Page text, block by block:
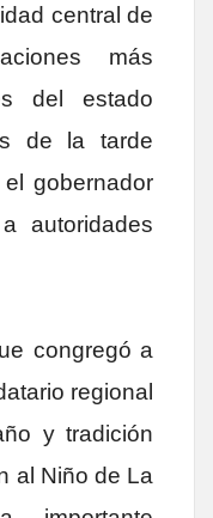
central de
más
del estado
de la tarde
gobernador
autoridades
congregó a
regional
y tradición
al Niño de La